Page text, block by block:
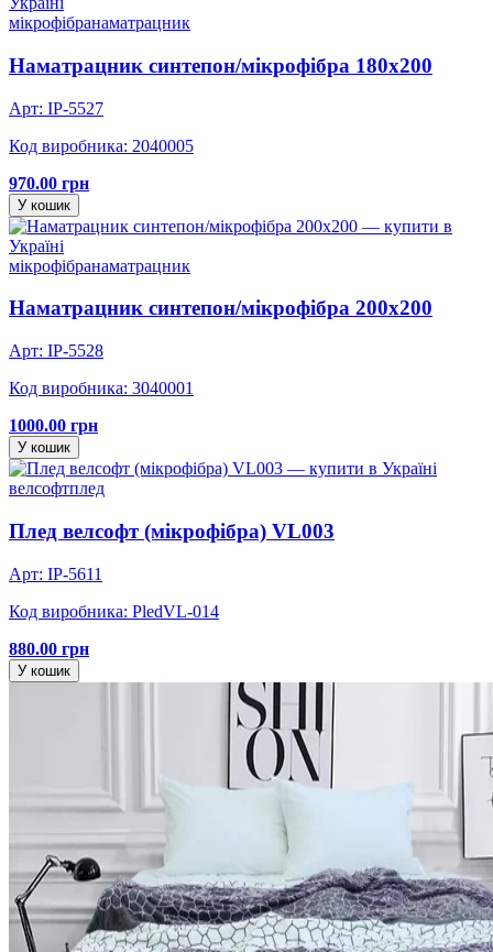
мікрофібранаматрацник
Наматрацник синтепон/мікрофібра 180х200
Арт: IP-5527
Код виробника: 2040005
970.00 грн
У кошик
мікрофібранаматрацник
Наматрацник синтепон/мікрофібра 200х200
Арт: IP-5528
Код виробника: 3040001
1000.00 грн
У кошик
велсофтплед
Плед велсофт (мікрофібра) VL003
Арт: IP-5611
Код виробника: PledVL-014
880.00 грн
У кошик